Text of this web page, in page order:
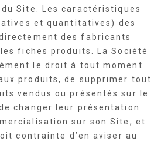
Site. Les caractéristiques
et quantitatives) des
des fabricants
fiches produits. La Société
le droit à tout moment
produits, de supprimer tout
vendus ou présentés sur le
changer leur présentation
sur son Site, et
contrainte d’en aviser au